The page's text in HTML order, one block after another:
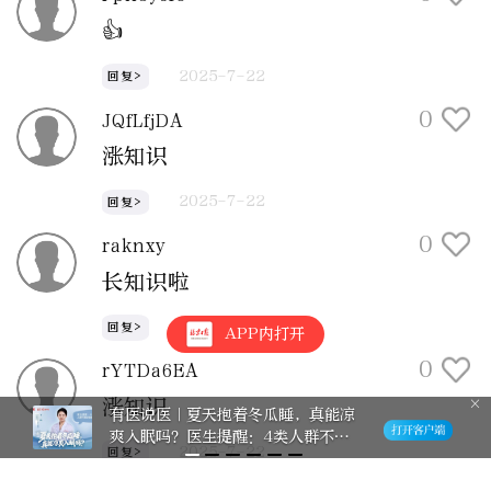
👍
回复> 2025-7-22
JQfLfjDA
0
涨知识
回复> 2025-7-22
raknxy
0
长知识啦
回复> 2025-7-22
rYTDa6EA
0
涨知识
回复> 2025-7-22
APP内打开
有医说医｜夏天抱着冬瓜睡，真能凉
爽入眠吗？医生提醒：4类人群不建
议尝试